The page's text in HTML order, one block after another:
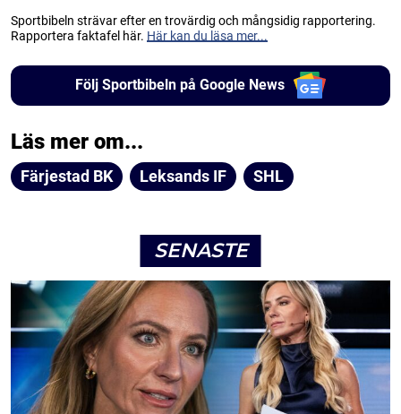
Sportbibeln strävar efter en trovärdig och mångsidig rapportering.
Rapportera faktafel här. Här kan du läsa mer...
Följ Sportbibeln på Google News
Läs mer om...
Färjestad BK Leksands IF SHL
SENASTE